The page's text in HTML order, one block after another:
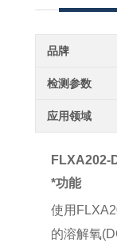
品牌
检测参数
应用领域
FLXA202-
*功能
使用
的溶解氧